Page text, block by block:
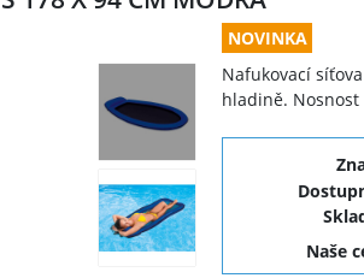
NOVINKA
Nafukovací
hladině. Nosnost
Naše